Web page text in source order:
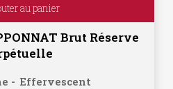
au panier
Brut Réserve
Effervescent